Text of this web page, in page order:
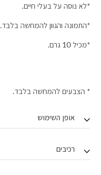
*לא נוסה על בעלי חיים.
*התמונה והגוון להמחשה בלבד.
*מכיל 10 גרם.
* הצבעים להמחשה בלבד.
אופן השימוש
רכיבים